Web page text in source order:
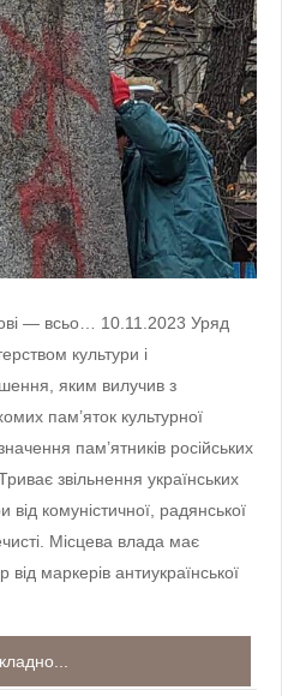
— всьо… 10.11.2023 Уряд
культури і
яким вилучив з
пам’яток культурної
пам’ятників російських
звільнення українських
від комуністичної, радянської
Місцева влада має
від маркерів антиукраїнської